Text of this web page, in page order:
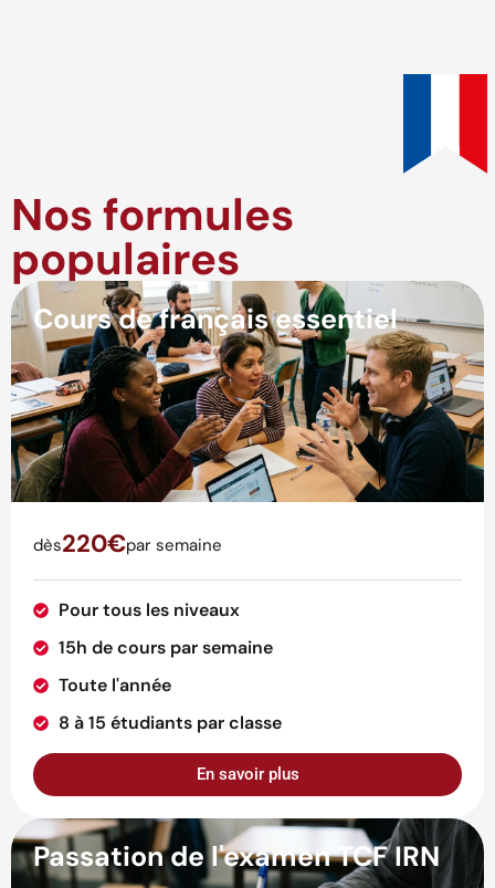
Nos formules
populaires
Cours de français essentiel
dès220€par semaine
Pour tous les niveaux
15h de cours par semaine
Toute l'année
8 à 15 étudiants par classe
En savoir plus
Passation de l'examen TCF IRN